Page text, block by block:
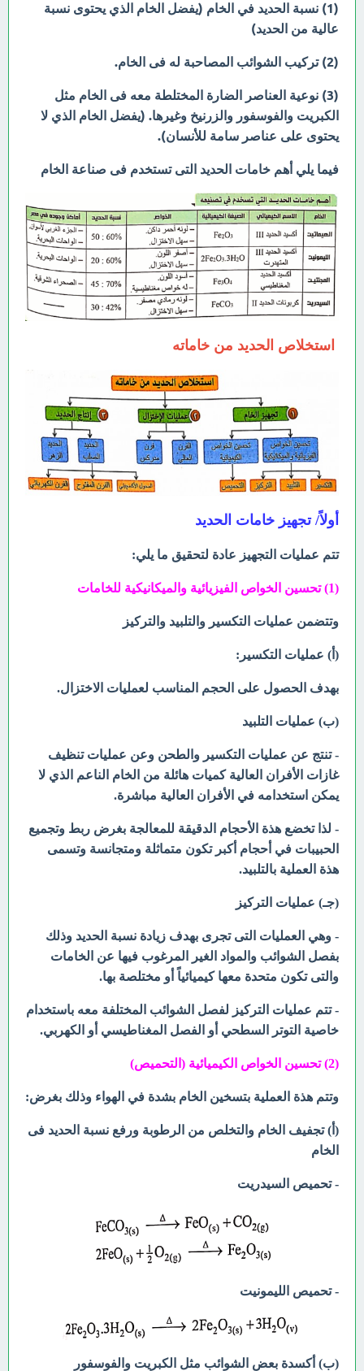
(1) نسبة الحديد في الخام (يفضل الخام الذي يحتوى نسبة
عالية من الحديد)
(2) تركيب الشوائب المصاحبة له فى الخام.
(3) نوعية العناصر الضارة المختلطة معه فى الخام مثل
الكبريت والفوسفور والزرنيخ وغيرها. (يفضل الخام الذي لا
يحتوى على عناصر سامة للأنسان).
فيما يلي أهم خامات الحديد التى تستخدم فى صناعة الخام
استخلاص الحديد من خاماته
أولاً/ تجهيز خامات الحديد
تتم عمليات التجهيز عادة لتحقيق ما يلي:
(1) تحسين الخواص الفيزيائية والميكانيكية للخامات
وتتضمن عمليات التكسير والتلبيد والتركيز
(أ) عمليات التكسير:
بهدف الحصول على الحجم المناسب لعمليات الاختزال.
(ب) عمليات التلبيد
- تنتج عن عمليات التكسير والطحن وعن عمليات تنظيف
غازات الأفران العالية كميات هائلة من الخام الناعم الذي لا
يمكن استخدامه في الأفران العالية مباشرة.
- لذا تخضع هذة الأحجام الدقيقة للمعالجة بغرض ربط وتجميع
الحبيبات في أحجام أكبر تكون متماثلة ومتجانسة وتسمى
هذة العملية بالتلبيد.
(جـ) عمليات التركيز
- وهي العمليات التى تجرى بهدف زيادة نسبة الحديد وذلك
بفصل الشوائب والمواد الغير المرغوب فيها عن الخامات
والتى تكون متحدة معها كيميائياً أو مختلصة بها.
- تتم عمليات التركيز لفصل الشوائب المختلفة معه باستخدام
خاصية التوتر السطحي أو الفصل المغناطيسي أو الكهربي.
(2) تحسين الخواص الكيميائية ( التحميص)
وتتم هذة العملية بتسخين الخام بشدة في الهواء وذلك بغرض:
(أ) تجفيف الخام والتخلص من الرطوبة ورفع نسبة الحديد فى
الخام
- تحميص السيدريت
- تحميص الليمونيت
(ب) أكسدة بعض الشوائب مثل الكبريت والفوسفور